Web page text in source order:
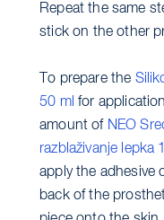
Repeat the same
stick on the other
To prepare the
50 ml for
amount of NEO
razblaživanje lepka
apply the adhesive
back of the